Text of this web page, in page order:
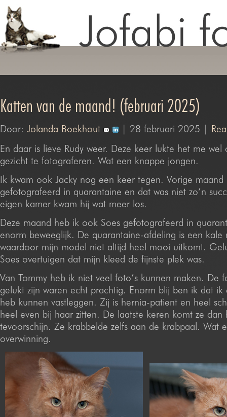
Katten van de maand! (februari 2025)
Door: Jolanda Boekhout | 28 februari 2025 |
En daar is lieve Rudy weer. Deze keer lukte het me
gezicht te fotograferen. Wat een knappe jongen.
Ik kwam ook Jacky nog een keer tegen. Vorige
gefotografeerd in quarantaine en dat was niet zo’n
eigen kamer kwam hij wat meer los.
Deze maand heb ik ook Soes gefotografeerd in
enorm beweeglijk. De quarantaine-afdeling is een kale
waardoor mijn model niet altijd heel mooi uitkomt.
Soes overtuigen dat mijn kleed de fijnste plek was.
Van Tommy heb ik niet veel foto’s kunnen maken. De
gelukt zijn waren echt prachtig. Enorm blij ben ik dat ik
heb kunnen vastleggen. Zij is hernia-patient en heel
heel even bij haar zitten. De laatste keren komt ze dan
tevoorschijn. Ze krabbelde zelfs aan de krabpaal. Wat
overwinning.